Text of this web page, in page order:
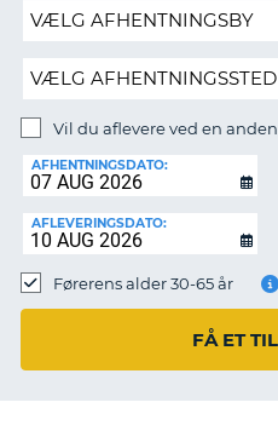
MIN
DANMARK
aflevere
anden
destination?
Vil du aflevere ved en
AFHENTNINGSDATO:
AFLEVERINGSDATO:
Førerens alder 30-65 år
FÅ ET